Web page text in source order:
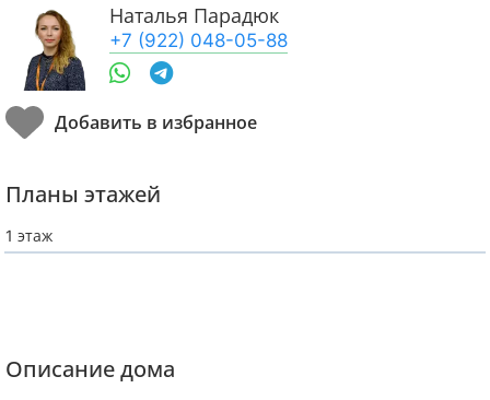
Наталья Парадюк
+7 (922) 048-05-88
Планы этажей
1 этаж
Описание дома